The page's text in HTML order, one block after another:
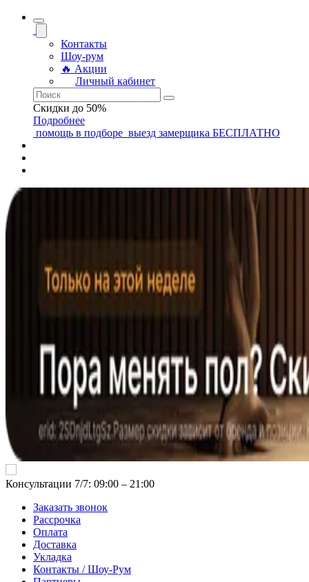
Контакты
Шоу-рум
🔥 Акции
Личный кабинет
Скидки до 50%
Подробнее
помощь в подборе выезд замерщика БЕСПЛАТНО
Консультации 7/7: 09:00 ‒ 21:00
Заказать звонок
Рассрочка
Оплата
Доставка
Укладка
Контакты / Шоу-Рум